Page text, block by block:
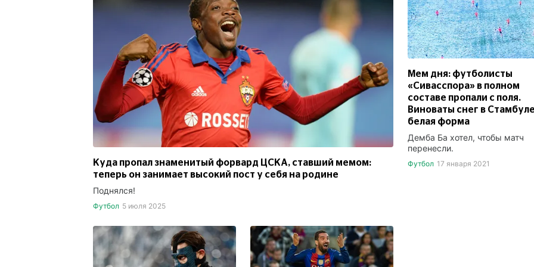
Куда пропал знаменитый форвард ЦСКА, ставший мемом:
теперь он занимает высокий пост у себя на родине
Поднялся!
Футбол 5 июля 2025
Мем дня: футболисты
«Сивасспора» в полном
составе пропали с поля.
Виноваты снег в
белая форма
Демба Ба хотел, чтобы матч
перенесли.
Футбол 17 января 2021